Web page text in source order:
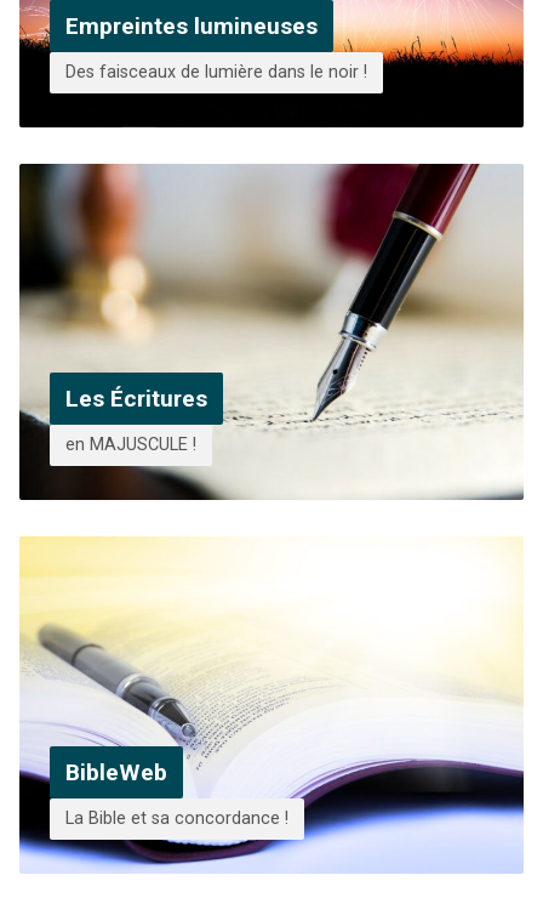
Empreintes lumineuses
Des faisceaux de lumière dans le noir !
Les Écritures
en MAJUSCULE !
BibleWeb
La Bible et sa concordance !